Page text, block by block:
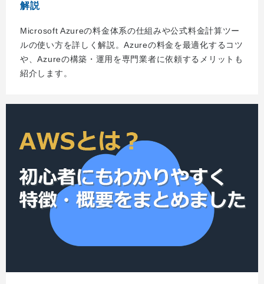
解説
Microsoft Azureの料金体系の仕組みや公式料金計算ツー
ルの使い方を詳しく解説。Azureの料金を最適化するコツ
や、Azureの構築・運用を専門業者に依頼するメリットも
紹介します。